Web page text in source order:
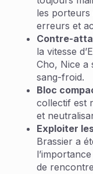
les porteurs
erreurs et
Contre-
la vitesse
Cho, Nice a
sang-froid.
Bloc
collectif est
et
Exploiter
Brassier a
de